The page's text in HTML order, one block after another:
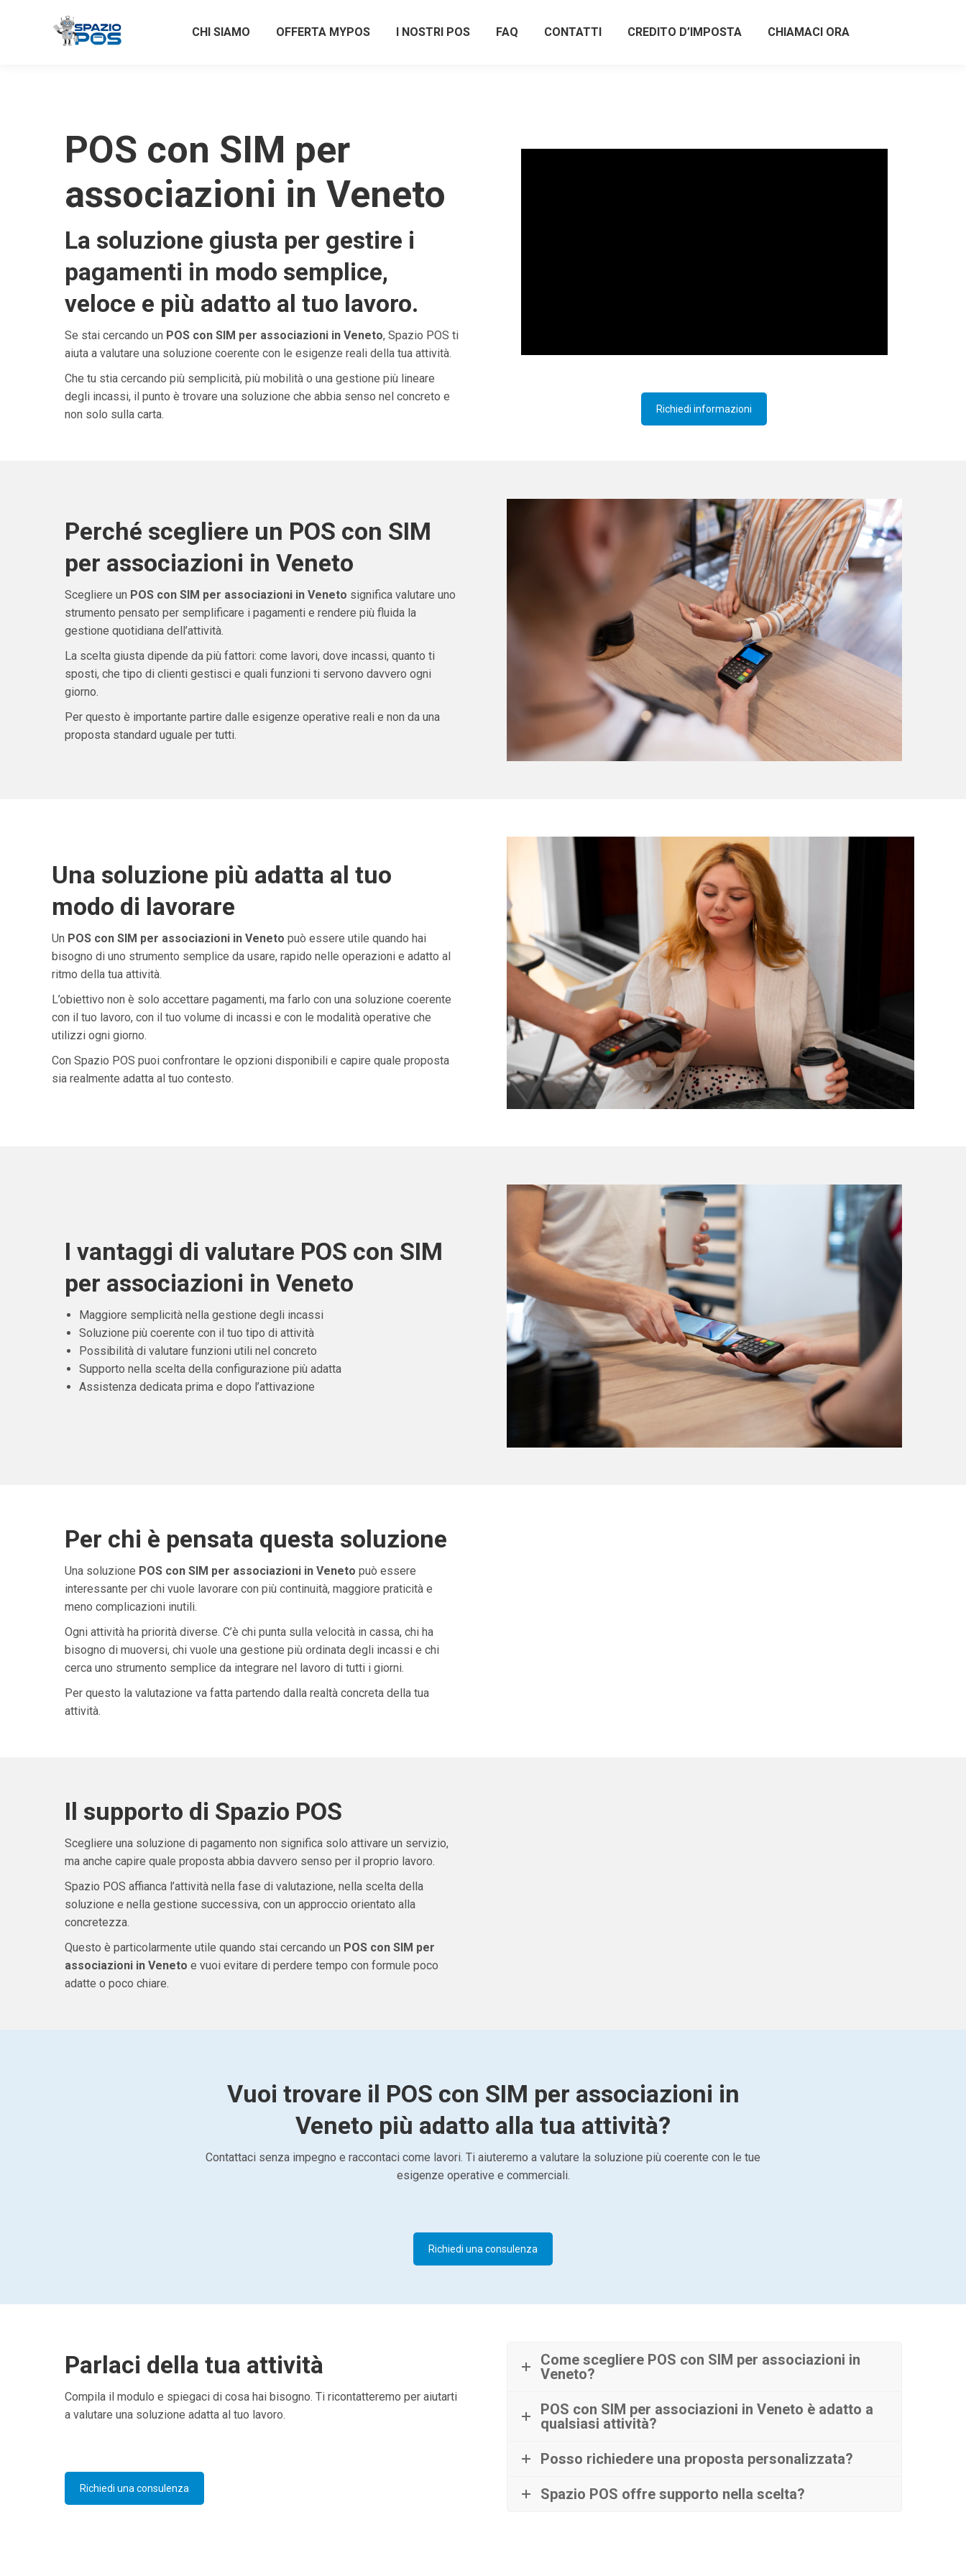
CHI SIAMO OFFERTA MYPOS I NOSTRI POS FAQ CONTATTI CREDITO D’IMPOSTA CHIAMACI ORA
POS con SIM per
associazioni in Veneto
La soluzione giusta per gestire i
pagamenti in modo semplice,
veloce e più adatto al tuo lavoro.
Se stai cercando un POS con SIM per associazioni in Veneto, Spazio POS ti
aiuta a valutare una soluzione coerente con le esigenze reali della tua attività.
Che tu stia cercando più semplicità, più mobilità o una gestione più lineare
degli incassi, il punto è trovare una soluzione che abbia senso nel concreto e
non solo sulla carta.
Richiedi informazioni
Perché scegliere un POS con SIM
per associazioni in Veneto
Scegliere un POS con SIM per associazioni in Veneto significa valutare uno
strumento pensato per semplificare i pagamenti e rendere più fluida la
gestione quotidiana dell’attività.
La scelta giusta dipende da più fattori: come lavori, dove incassi, quanto ti
sposti, che tipo di clienti gestisci e quali funzioni ti servono davvero ogni
giorno.
Per questo è importante partire dalle esigenze operative reali e non da una
proposta standard uguale per tutti.
Una soluzione più adatta al tuo
modo di lavorare
Un POS con SIM per associazioni in Veneto può essere utile quando hai
bisogno di uno strumento semplice da usare, rapido nelle operazioni e adatto al
ritmo della tua attività.
L’obiettivo non è solo accettare pagamenti, ma farlo con una soluzione coerente
con il tuo lavoro, con il tuo volume di incassi e con le modalità operative che
utilizzi ogni giorno.
Con Spazio POS puoi confrontare le opzioni disponibili e capire quale proposta
sia realmente adatta al tuo contesto.
I vantaggi di valutare POS con SIM
per associazioni in Veneto
Maggiore semplicità nella gestione degli incassi
Soluzione più coerente con il tuo tipo di attività
Possibilità di valutare funzioni utili nel concreto
Supporto nella scelta della configurazione più adatta
Assistenza dedicata prima e dopo l’attivazione
Per chi è pensata questa soluzione
Una soluzione POS con SIM per associazioni in Veneto può essere
interessante per chi vuole lavorare con più continuità, maggiore praticità e
meno complicazioni inutili.
Ogni attività ha priorità diverse. C’è chi punta sulla velocità in cassa, chi ha
bisogno di muoversi, chi vuole una gestione più ordinata degli incassi e chi
cerca uno strumento semplice da integrare nel lavoro di tutti i giorni.
Per questo la valutazione va fatta partendo dalla realtà concreta della tua
attività.
Il supporto di Spazio POS
Scegliere una soluzione di pagamento non significa solo attivare un servizio,
ma anche capire quale proposta abbia davvero senso per il proprio lavoro.
Spazio POS affianca l’attività nella fase di valutazione, nella scelta della
soluzione e nella gestione successiva, con un approccio orientato alla
concretezza.
Questo è particolarmente utile quando stai cercando un POS con SIM per
associazioni in Veneto e vuoi evitare di perdere tempo con formule poco
adatte o poco chiare.
Vuoi trovare il POS con SIM per associazioni in
Veneto più adatto alla tua attività?
Contattaci senza impegno e raccontaci come lavori. Ti aiuteremo a valutare la soluzione più coerente con le tue
esigenze operative e commerciali.
Richiedi una consulenza
Parlaci della tua attività
Compila il modulo e spiegaci di cosa hai bisogno. Ti ricontatteremo per aiutarti
a valutare una soluzione adatta al tuo lavoro.
Richiedi una consulenza
Come scegliere POS con SIM per associazioni in
Veneto?
POS con SIM per associazioni in Veneto è adatto a
qualsiasi attività?
Posso richiedere una proposta personalizzata?
Spazio POS offre supporto nella scelta?